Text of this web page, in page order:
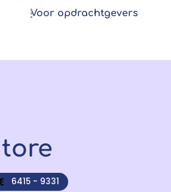
Voor opdrachtgevers
6415 - 9331